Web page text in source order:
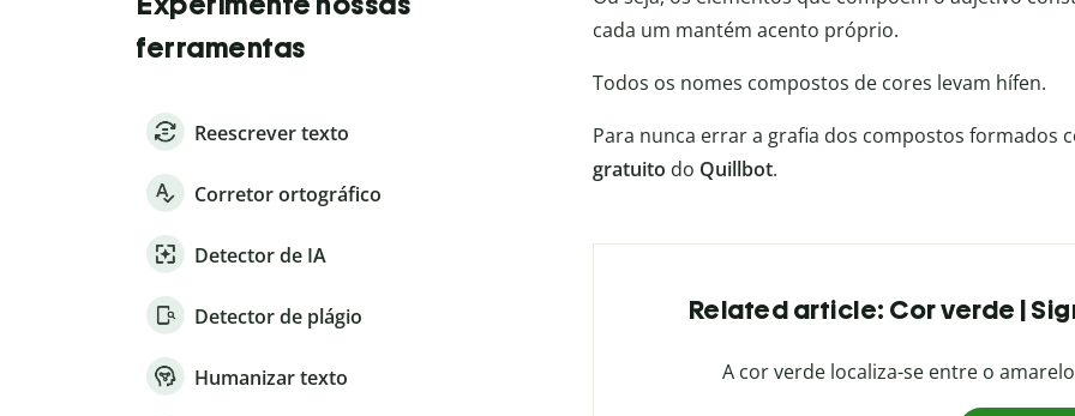
ferramentas
Reescrever texto
Corretor ortográfico
Detector de IA
Detector de plágio
Humanizar texto
cada um mantém acento próprio.
Todos os nomes compostos de cores levam hífen.
Para nunca errar a grafia dos compostos formados
gratuito do Quillbot.
Related article: Cor verde |
A cor verde localiza-se entre o